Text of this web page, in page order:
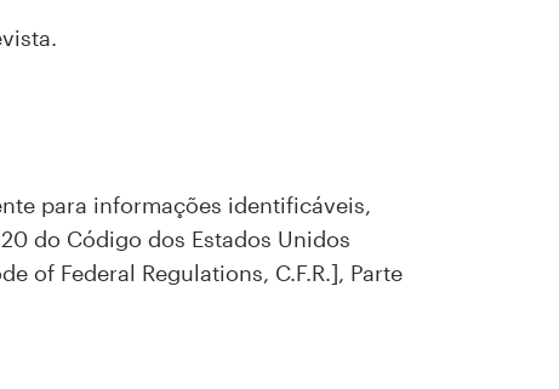
para informações identificáveis,
do Código dos Estados Unidos
of Federal Regulations, C.F.R.], Parte